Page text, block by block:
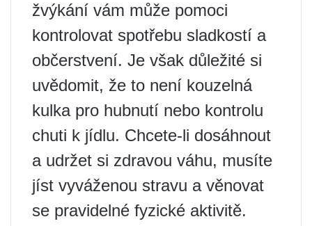
žvýkání vám může pomoci
kontrolovat spotřebu sladkostí a
občerstvení. Je však důležité si
uvědomit, že to není kouzelná
kulka pro hubnutí nebo kontrolu
chuti k jídlu. Chcete-li dosáhnout
a udržet si zdravou váhu, musíte
jíst vyváženou stravu a věnovat
se pravidelné fyzické aktivitě.